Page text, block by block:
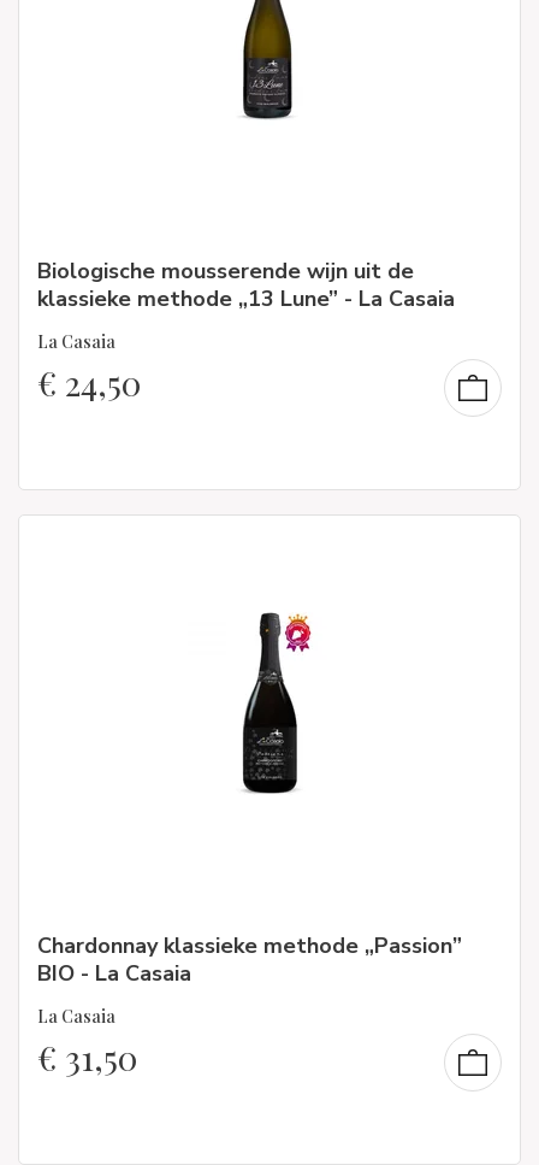
Biologische mousserende wijn uit de
klassieke methode „13 Lune” - La Casaia
La Casaia
€ 24,50
Chardonnay klassieke methode „Passion”
BIO - La Casaia
La Casaia
€ 31,50